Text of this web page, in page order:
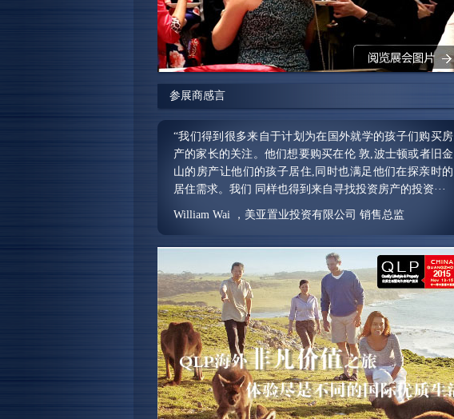
参展商感言
“我们得到很多来自于计划为在国外就学的孩子们购买房
产的家长的关注。他们想要购买在伦 敦,波士顿或者旧金
山的房产让他们的孩子居住,同时也满足他们在探亲时的
居住需求。我们 同样也得到来自寻找投资房产的投资···
William Wai ，美亚置业投资有限公司 销售总监
“对我们来说这是一场非常成功的展会，我们不仅接触到
许多私人投资者,同时也找到共同合作发展的商机。我们
很高兴能参加此次展会,我们更期待下一届的展会。”
James ，澳洲西蒙兹集团 中国区广东分部副总经理
“此次展会获得巨大成功,我们获得了许多有价值的客户接
触机会。”
Stacey ，澳洲国丰投资集团 营运总监